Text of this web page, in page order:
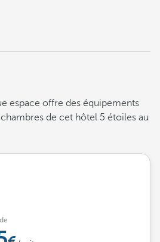
espace offre des équipements
de cet hôtel 5 étoiles au